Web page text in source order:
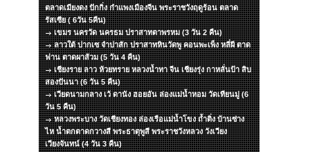
ตลาดเมียงดง ปักกิ่ง กำแพงเมืองจีน พระราชวังฤดูร้อน ตลาด
รัสเซีย ( 6วัน 5คืน)
เขมร นครวัด นครธม ปราสาทตาพรหม (3 วัน 2 คืน)
ลาวใต้ ปากเซ จำปาสัก ปราสาทหินวัดพู คอนพะเพ็ง หลี่ผี ตาด
ฟาน ตาดผาส้วม (5 วัน 4 คืน)
เชียงราย ลาว ห้วยทราย หลวงน้ำทา จีน เชียงรุ่ง กาหลั่นป้า สิบ
สองปันนา (6 วัน 5 คืน)
เวียดนามกลาง เว้ ดานัง ฮอยอัน ล่องแม่น้ำหอม วัดเทียนมู่ (6
วัน 5 คืน)
หลวงพระบาง วัดเชียงทอง ล่องเรือแม่น้ำโขง ถ้ำติ่ง บ้านซ่าง
ไห น้ำตกตาดกวางสี พระธาตุพูสี พระราชวังหลวง วังเวียง
เวียงจันทน์ (4 วัน 3 คืน)